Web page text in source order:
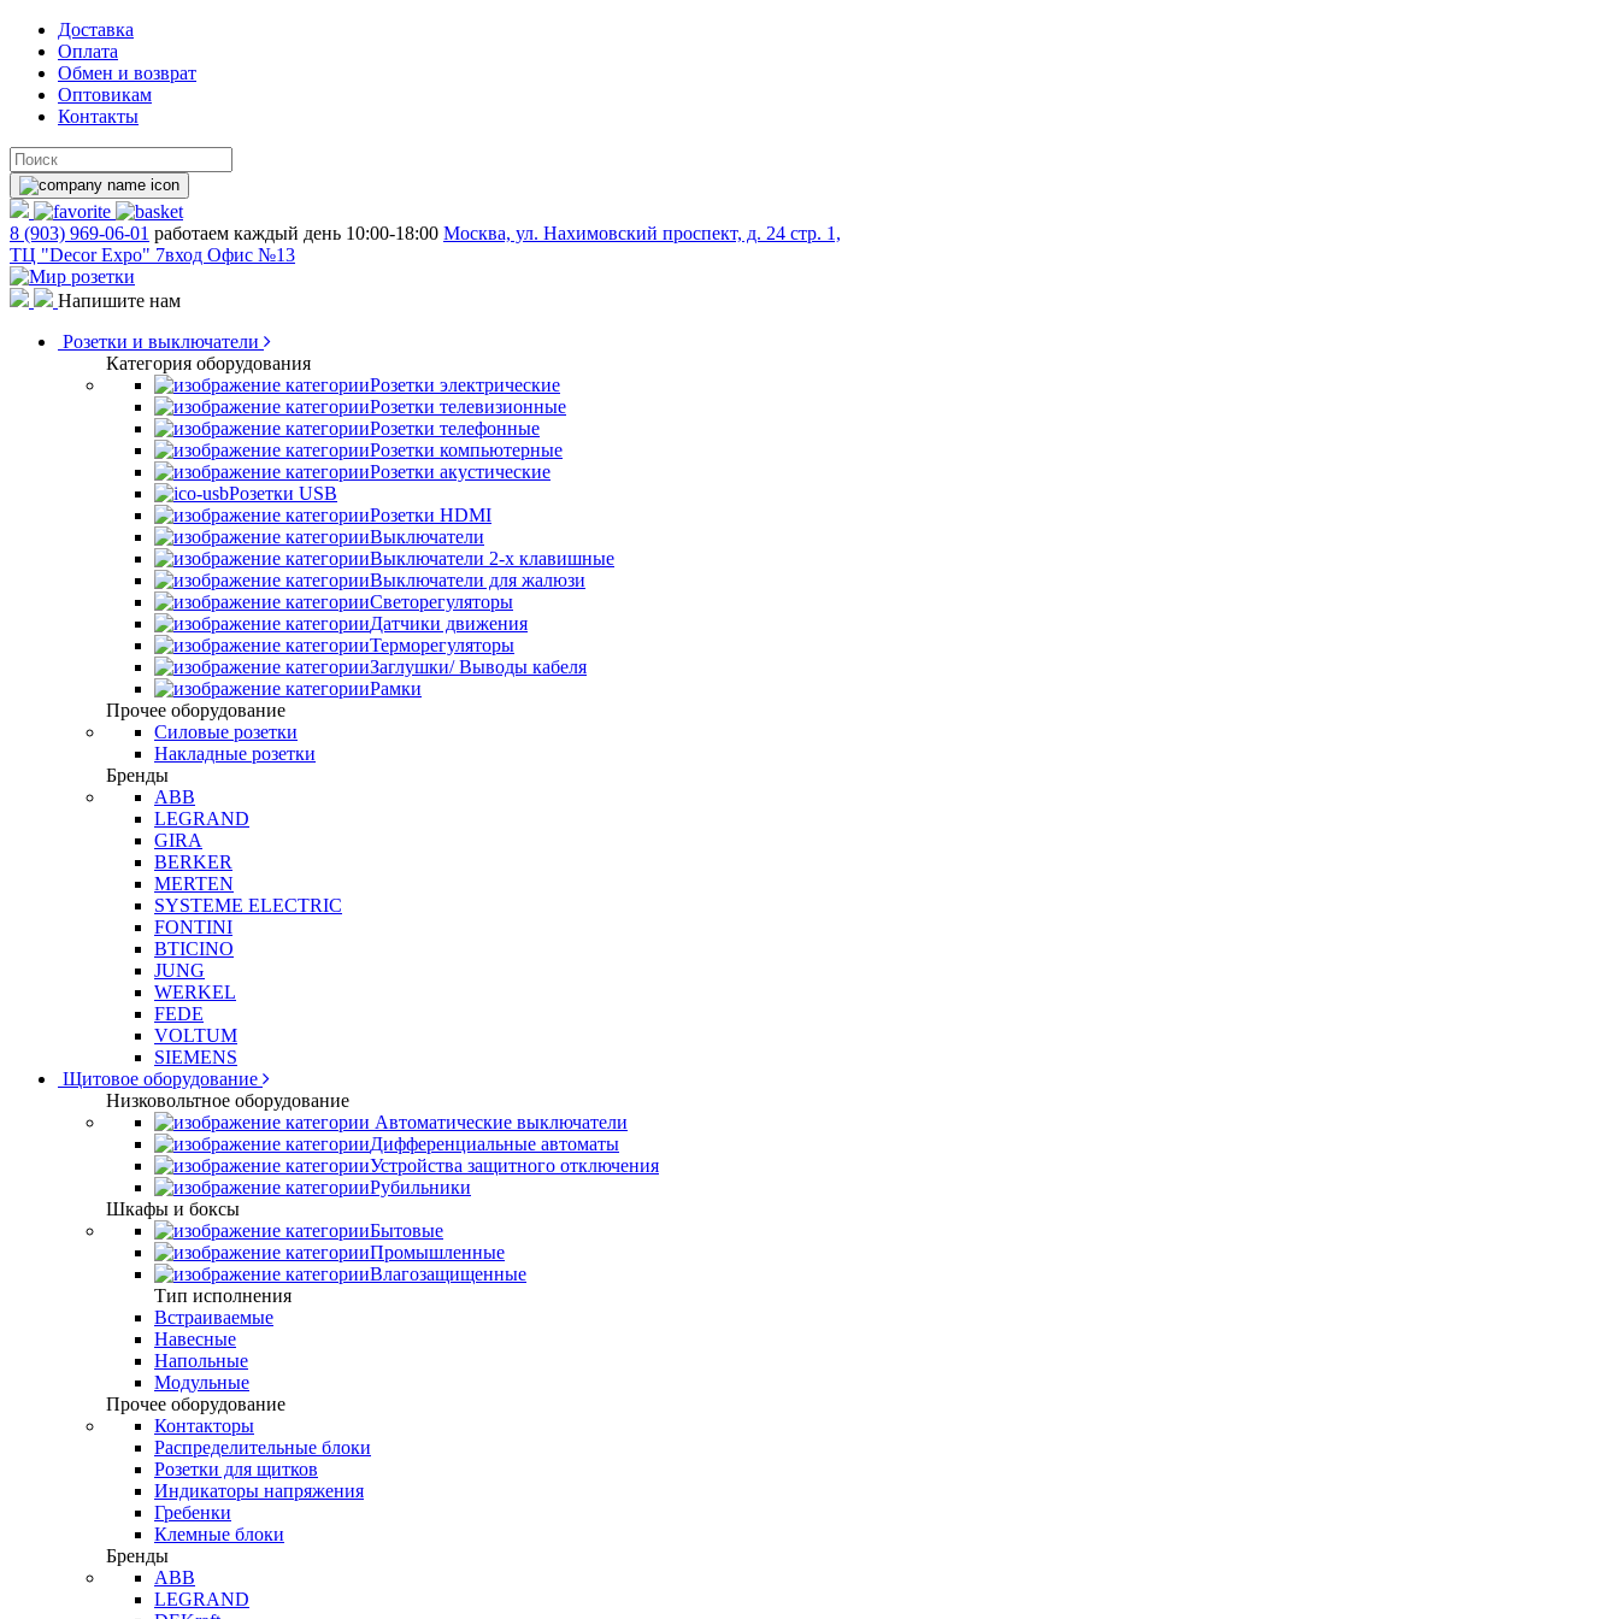
Доставка
Оплата
Обмен и возврат
Оптовикам
Контакты
8 (903) 969-06-01 работаем каждый день 10:00-18:00 Москва, ул. Нахимовский проспект, д. 24 стр. 1,
ТЦ "Decor Expo" 7вход Офис №13
Напишите нам
Розетки и выключатели
Категория оборудования
Розетки электрические
Розетки телевизионные
Розетки телефонные
Розетки компьютерные
Розетки акустические
Розетки USB
Розетки HDMI
Выключатели
Выключатели 2-х клавишные
Выключатели для жалюзи
Светорегуляторы
Датчики движения
Терморегуляторы
Заглушки/ Выводы кабеля
Рамки
Прочее оборудование
Силовые розетки
Накладные розетки
Бренды
ABB
LEGRAND
GIRA
BERKER
MERTEN
SYSTEME ELECTRIC
FONTINI
BTICINO
JUNG
WERKEL
FEDE
VOLTUM
SIEMENS
Щитовое оборудование
Низковольтное оборудование
Автоматические выключатели
Дифференциальные автоматы
Устройства защитного отключения
Рубильники
Шкафы и боксы
Бытовые
Промышленные
Влагозащищенные
Тип исполнения
Встраиваемые
Навесные
Напольные
Модульные
Прочее оборудование
Контакторы
Распределительные блоки
Розетки для щитков
Индикаторы напряжения
Гребенки
Клемные блоки
Бренды
ABB
LEGRAND